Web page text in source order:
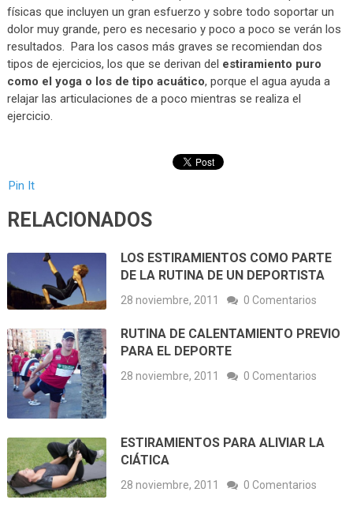
físicas que incluyen un gran esfuerzo y sobre todo soportar un
dolor muy grande, pero es necesario y poco a poco se verán los
resultados. Para los casos más graves se recomiendan dos
tipos de ejercicios, los que se derivan del estiramiento puro
como el yoga o los de tipo acuático, porque el agua ayuda a
relajar las articulaciones de a poco mientras se realiza el
ejercicio.
Pin It
RELACIONADOS
LOS ESTIRAMIENTOS COMO PARTE
DE LA RUTINA DE UN DEPORTISTA
28 noviembre, 2011 0 Comentarios
RUTINA DE CALENTAMIENTO PREVIO
PARA EL DEPORTE
28 noviembre, 2011 0 Comentarios
ESTIRAMIENTOS PARA ALIVIAR LA
CIÁTICA
28 noviembre, 2011 0 Comentarios